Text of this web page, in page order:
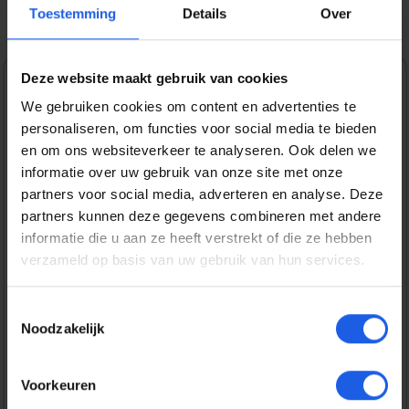
Toestemming Details Over
Deze website maakt gebruik van cookies
We gebruiken cookies om content en advertenties te
personaliseren, om functies voor social media te bieden
en om ons websiteverkeer te analyseren. Ook delen we
informatie over uw gebruik van onze site met onze
partners voor social media, adverteren en analyse. Deze
partners kunnen deze gegevens combineren met andere
informatie die u aan ze heeft verstrekt of die ze hebben
verzameld op basis van uw gebruik van hun services.
Noodzakelijk
Voorkeuren
Normale prijs:
€ 149,99
Prijzen incl. BTW en excl. verzendkosten
Bestel nu
Productnummer: EAN:
Merk:
Gratis verzending vanaf € 25,-